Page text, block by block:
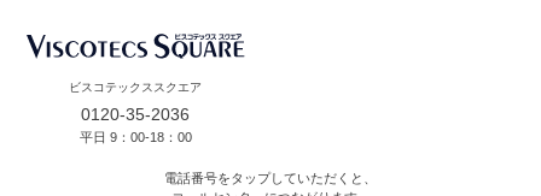
ビスコテックススクエア
0120-35-2036
平日 9：00-18：00
電話番号をタップしていただくと、